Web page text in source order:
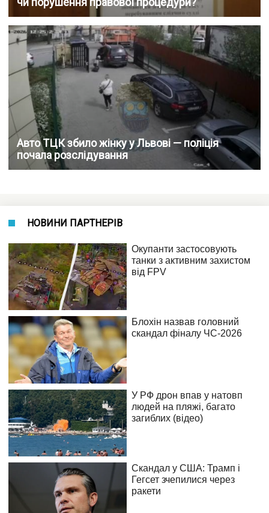
Авто ТЦК збило жінку у Львові — поліція
почала розслідування
НОВИНИ ПАРТНЕРІВ